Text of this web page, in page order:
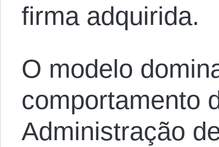
firma adquirida.
O modelo
comportamento
Administração